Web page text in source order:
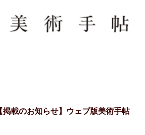
【掲載のお知らせ】ウェブ版美術手帖